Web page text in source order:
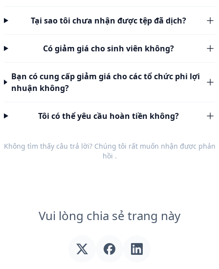
Tại sao tôi chưa nhận được tệp đã dịch?
Có giảm giá cho sinh viên không?
Bạn có cung cấp giảm giá cho các tổ chức phi lợi
nhuận không?
Tôi có thể yêu cầu hoàn tiền không?
Không tìm thấy câu trả lời? Chúng tôi rất muốn nhận được phản
hồi .
Vui lòng chia sẻ trang này